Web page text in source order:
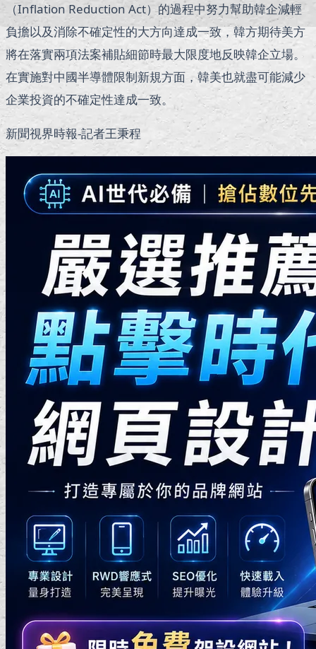
（Inflation Reduction Act）的過程中努力幫助韓企減輕
負擔以及消除不確定性的大方向達成一致，韓方期待美方
將在落實兩項法案補貼細節時最大限度地反映韓企立場。
在實施對中國半導體限制新規方面，韓美也就盡可能減少
企業投資的不確定性達成一致。
新聞視界時報-記者王秉程